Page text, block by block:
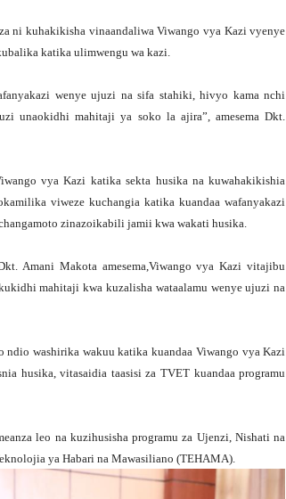
ni kuhakikisha vinaandaliwa Viwango vya Kazi vyenye
katika ulimwengu wa kazi.
wenye ujuzi na sifa stahiki, hivyo kama nchi
unaokidhi mahitaji ya soko la ajira”, amesema Dkt.
vya Kazi katika sekta husika na kuwahakikishia
viweze kuchangia katika kuandaa wafanyakazi
zinazoikabili jamii kwa wakati husika.
Amani Makota amesema,Viwango vya Kazi vitajibu
mahitaji kwa kuzalisha wataalamu wenye ujuzi na
ndio washirika wakuu katika kuandaa Viwango vya Kazi
husika, vitasaidia taasisi za TVET kuandaa programu
leo na kuzihusisha programu za Ujenzi, Nishati na
ya Habari na Mawasiliano (TEHAMA).